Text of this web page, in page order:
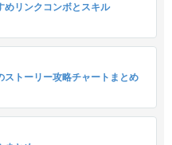
めリンクコンボとスキル
ストーリー攻略チャートまとめ